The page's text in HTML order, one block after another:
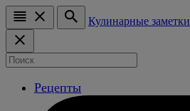
Кулинарные заметки
Рецепты